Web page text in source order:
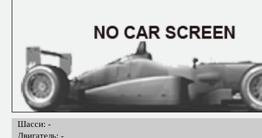
Шасси: -
Двигатель: -